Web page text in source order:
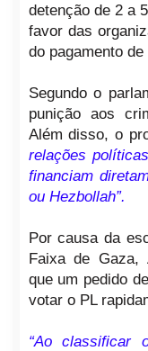
detenção de 2 a
favor das
do pagamento de
Segundo o
punição aos
Além disso, o
relações
financiam
ou Hezbollah”.
Por causa da
Faixa de Gaza,
que um pedido
votar o PL
“Ao classificar